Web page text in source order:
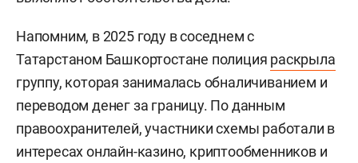
Напомним, в 2025 году в соседнем с
Татарстаном Башкортостане полиция раскрыла
группу, которая занималась обналичиванием и
переводом денег за границу. По данным
правоохранителей, участники схемы работали в
интересах онлайн-казино, криптообменников и